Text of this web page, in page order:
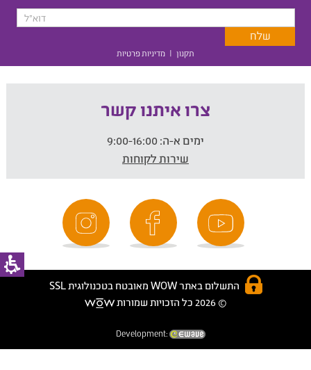
תקנון | מדיניות פרטיות
צרו איתנו קשר
ימים א-ה:
שירות לקוחות
התשלום באתר WOW מאובטח בטכנולוגית SSL
© 2026 כל הזכויות שמורות
Development: